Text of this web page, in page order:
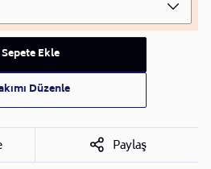
Sepete Ekle
Düzenle
Paylaş